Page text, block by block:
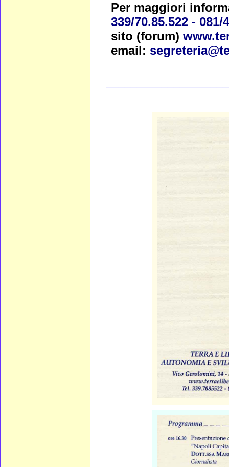
Per maggiori
339/70.85.522 - 081/
sito (forum)
email: